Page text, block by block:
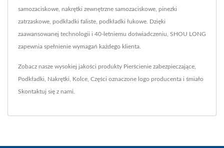
samozaciskowe, nakrętki zewnętrzne samozaciskowe, pinezki
zatrzaskowe, podkładki faliste, podkładki łukowe. Dzięki
zaawansowanej technologii i 40-letniemu doświadczeniu, SHOU LONG
zapewnia spełnienie wymagań każdego klienta.
Zobacz nasze wysokiej jakości produkty Pierścienie zabezpieczające
Podkładki Nakrętki Kolce Części oznaczone logo producenta i śmiało
Skontaktuj się z nami